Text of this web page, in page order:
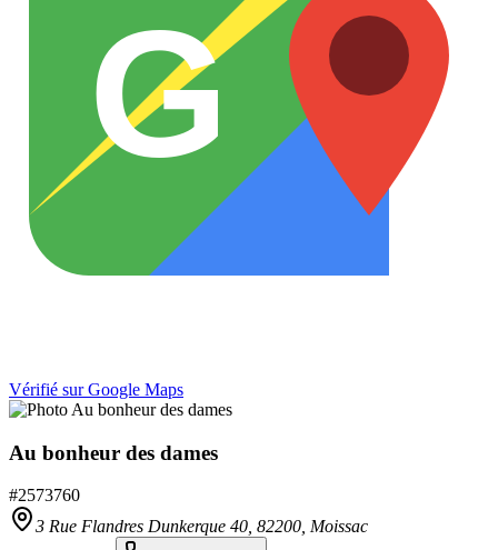
G
Vérifié sur Google Maps
Au bonheur des dames
#2573760
3 Rue Flandres Dunkerque 40, 82200, Moissac